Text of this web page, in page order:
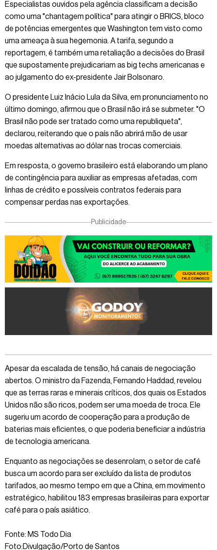
Especialistas ouvidos pela agência classificam a decisão
como uma "chantagem política" para atingir o BRICS, bloco
de potências emergentes que Washington tem visto como
uma ameaça à sua hegemonia. A tarifa, segundo a
reportagem, é também uma retaliação a decisões do Brasil
que supostamente prejudicariam as big techs americanas e
ao julgamento do ex-presidente Jair Bolsonaro.
O presidente Luiz Inácio Lula da Silva, em pronunciamento no
último domingo, afirmou que o Brasil não irá se submeter. "O
Brasil não pode ser tratado como uma republiqueta",
declarou, reiterando que o país não abrirá mão de usar
moedas alternativas ao dólar nas trocas comerciais.
Em resposta, o governo brasileiro está elaborando um plano
de contingência para auxiliar as empresas afetadas, com
linhas de crédito e possíveis contratos federais para
compensar perdas nas exportações.
Publicidade
Apesar da escalada de tensão, há canais de negociação
abertos. O ministro da Fazenda, Fernando Haddad, revelou
que as terras raras e minerais críticos, dos quais os Estados
Unidos não são ricos, podem ser uma moeda de troca. Ele
sugeriu um acordo de cooperação para a produção de
baterias mais eficientes, o que poderia beneficiar a indústria
de tecnologia americana.
Enquanto as negociações se desenrolam, o setor de café
busca um acordo para ser excluído da lista de produtos
tarifados, ao mesmo tempo em que a China, em movimento
estratégico, habilitou 183 empresas brasileiras para exportar
café para o país asiático.
Fonte: MS Todo Dia
Foto:Divulgação/Porto de Santos